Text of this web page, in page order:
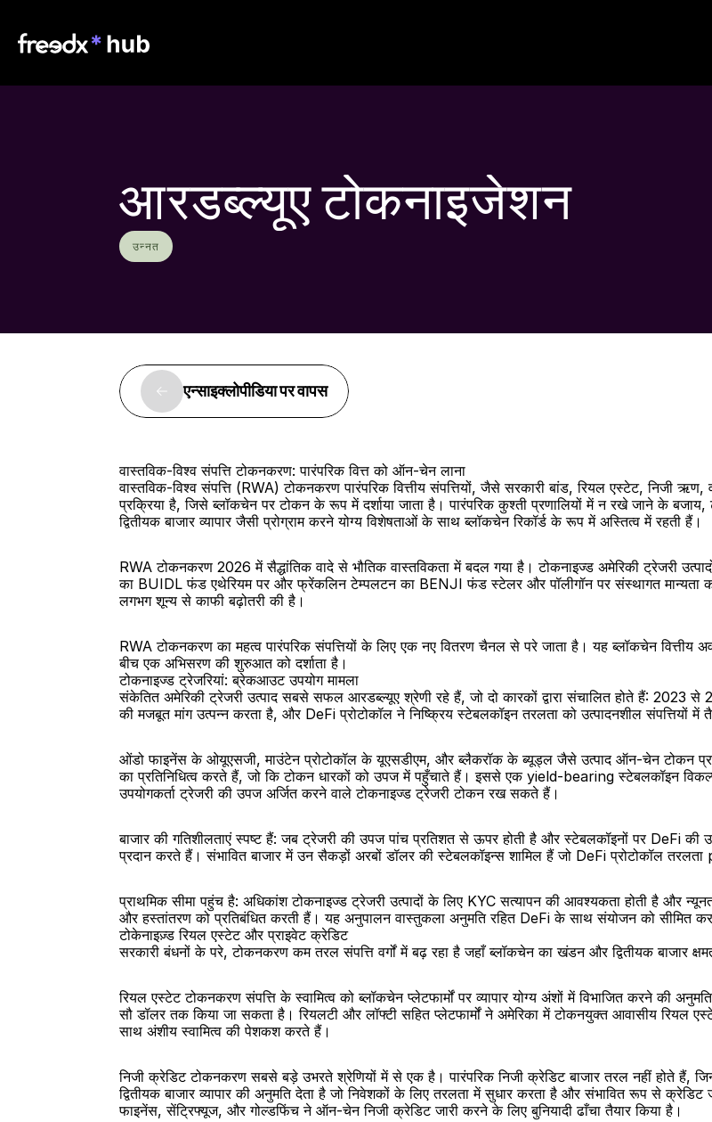
आरडब्ल्यूए टोकनाइजेशन
उन्नत
एन्साइक्लोपीडिया पर वापस
वास्तविक-विश्व संपत्ति टोकनकरण: पारंपरिक वित्त को ऑन-चेन लाना
वास्तविक-विश्व संपत्ति (RWA) टोकनकरण पारंपरिक वित्तीय संपत्तियों, जैसे सरकारी बांड, रियल एस्टेट, निजी
प्रक्रिया है, जिसे ब्लॉकचेन पर टोकन के रूप में दर्शाया जाता है। पारंपरिक कुश्ती प्रणालियों में न रखे जाने के बजाय,
द्वितीयक बाजार व्यापार जैसी प्रोग्राम करने योग्य विशेषताओं के साथ ब्लॉकचेन रिकॉर्ड के रूप में अस्तित्व में रहती हैं।
RWA टोकनकरण 2026 में सैद्धांतिक वादे से भौतिक वास्तविकता में बदल गया है। टोकनाइज्ड अमेरिकी ट्रेजरी
का BUIDL फंड एथेरियम पर और फ्रेंकलिन टेम्पलटन का BENJI फंड स्टेलर और पॉलीगॉन पर संस्थागत मान्यता
लगभग शून्य से काफी बढ़ोतरी की है।
RWA टोकनकरण का महत्व पारंपरिक संपत्तियों के लिए एक नए वितरण चैनल से परे जाता है। यह ब्लॉकचेन वित्तीय
बीच एक अभिसरण की शुरुआत को दर्शाता है।
टोकनाइज्ड ट्रेजरियां: ब्रेकआउट उपयोग मामला
संकेतित अमेरिकी ट्रेजरी उत्पाद सबसे सफल आरडब्ल्यूए श्रेणी रहे हैं, जो दो कारकों द्वारा संचालित होते हैं: 2023
की मजबूत मांग उत्पन्न करता है, और DeFi प्रोटोकॉल ने निष्क्रिय स्टेबलकॉइन तरलता को उत्पादनशील संपत्तियों में
ओंडो फाइनेंस के ओयूएसजी, माउंटेन प्रोटोकॉल के यूएसडीएम, और ब्लैकरॉक के ब्यूड्ल जैसे उत्पाद ऑन-चेन टोकन
का प्रतिनिधित्व करते हैं, जो कि टोकन धारकों को उपज में पहुँचाते हैं। इससे एक yield-bearing स्टेबलकॉइन
उपयोगकर्ता ट्रेजरी की उपज अर्जित करने वाले टोकनाइज्ड ट्रेजरी टोकन रख सकते हैं।
बाजार की गतिशीलताएं स्पष्ट हैं: जब ट्रेजरी की उपज पांच प्रतिशत से ऊपर होती है और स्टेबलकॉइनों पर DeFi की
प्रदान करते हैं। संभावित बाजार में उन सैकड़ों अरबों डॉलर की स्टेबलकॉइन्स शामिल हैं जो DeFi प्रोटोकॉल
प्राथमिक सीमा पहुंच है: अधिकांश टोकनाइज्ड ट्रेजरी उत्पादों के लिए KYC सत्यापन की आवश्यकता होती है और
और हस्तांतरण को प्रतिबंधित करती हैं। यह अनुपालन वास्तुकला अनुमति रहित DeFi के साथ संयोजन को सीमित
टोकेनाइज़्ड रियल एस्टेट और प्राइवेट क्रेडिट
सरकारी बंधनों के परे, टोकनकरण कम तरल संपत्ति वर्गों में बढ़ रहा है जहाँ ब्लॉकचेन का खंडन और द्वितीयक बाजार
रियल एस्टेट टोकनकरण संपत्ति के स्वामित्व को ब्लॉकचेन प्लेटफार्मों पर व्यापार योग्य अंशों में विभाजित करने की
सौ डॉलर तक किया जा सकता है। रियलटी और लॉफ्टी सहित प्लेटफार्मों ने अमेरिका में टोकनयुक्त आवासीय रियल
साथ अंशीय स्वामित्व की पेशकश करते हैं।
निजी क्रेडिट टोकनकरण सबसे बड़े उभरते श्रेणियों में से एक है। पारंपरिक निजी क्रेडिट बाजार तरल नहीं होते हैं,
द्वितीयक बाजार व्यापार की अनुमति देता है जो निवेशकों के लिए तरलता में सुधार करता है और संभावित रूप से
फाइनेंस, सेंट्रिफ्यूज, और गोल्डफिंच ने ऑन-चेन निजी क्रेडिट जारी करने के लिए बुनियादी ढाँचा तैयार किया है।